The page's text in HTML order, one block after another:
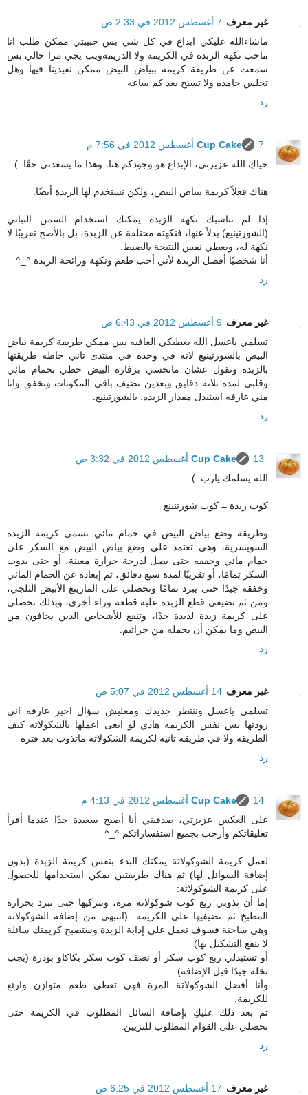
غير معرف 7 أغسطس 2012 في 2:33 ص
ماشاءالله عليكي ابداع في كل شي بس حبيبتي ممكن طلب انا
ماحب نكهة الزبده في الكريمه ولا الدريمةويب يجي مرا حالي بس
سمعت عن طريقة كريمه ببياض البيض ممكن نفيدينا فيها وهل
تجلس جامده ولا تسيح بعد كم ساعه
رد
Cup Cake
7 أغسطس 2012 في 7:56 م
حياكِ الله عزيزتي، الإبداع هو وجودكم هنا، وهذا ما يسعدني حقًا :)
هناك فعلاً كريمة ببياض البيض، ولكن نستخدم لها الزبدة أيضًا.
إذا لم تناسبك نكهة الزبدة يمكنك استخدام السمن النباتي
(الشورتينيغ) بدلاً عنها، فنكهته مختلفة عن الزبدة، بل بالأصح تقريبًا لا
نكهة له، ويعطي نفس النتيجة بالضبط.
أنا شخصيًا أفضل الزبدة لأني أحب طعم ونكهة ورائحة الزبدة ^_^
رد
غير معرف 9 أغسطس 2012 في 6:43 ص
تسلمي ياعسل الله يعطيكي العافيه بس ممكن طريقة كريمة بياض
البيض بالشورتينيغ لانه في وحده في منتدى تاني حاطه طريقتها
بالزبده وتقول عشان ماتحسي بزفارة البيض حطي بحمام مائي
وقلبي لمده تلاتة دقايق وبعدين نضيف باقي المكونات ونخفق وانا
مني عارفه استبدل مقدار الزبده. بالشورتينيغ.
رد
Cup Cake
13 أغسطس 2012 في 3:32 ص
الله يسلمك يارب :)
كوب زبدة = كوب شورتنينغ
وطريقة وضع بياض البيض في حمام مائي تسمى كريمة الزبدة
السويسرية، وهي تعتمد على وضع بياض البيض مع السكر على
حمام مائي وخفقه حتى يصل لدرجة حرارة معينة، أو حتى يذوب
السكر تمامًا، أو تقريبًا لمدة سبع دقائق، ثم إبعاده عن الحمام المائي
وخفقه جيدًا حتى يبرد تمامًا وتحصلي على المارينغ الأبيض الثلجي،
ومن ثم تضيفي قطع الزبدة عليه قطعة وراء أخرى، وبذلك تحصلي
على كريمة زبدة لذيذة جدًا، وتنفع للأشخاص الذين يخافون من
البيض وما يمكن أن يحمله من جراثيم.
رد
غير معرف 14 أغسطس 2012 في 5:07 ص
تسلمي ياعسل وننتظر جديدك ومعليش سؤال اخير عارفه اني
زودتها بس نفس الكريمه هادي لو ابغى اعملها بالشكولاته كيف
الطريقه ولا في طريقه ثانيه لكريمة الشكولاته ماتذوب بعد فتره
رد
Cup Cake
14 أغسطس 2012 في 4:13 م
على العكس عزيزتي، صدقيني أنا أصبح سعيدة جدًا عندما أقرأ
تعليقاتكم وأرحب بجميع استفساراتكم ^_^
لعمل كريمة الشوكولاتة يمكنك البدء بنفس كريمة الزبدة (بدون
إضافة السوائل لها) ثم هناك طريقتين يمكن استخدامها للحصول
على كريمة الشوكولاتة:
إما أن تذوبي ربع كوب شوكولاتة مرة، وتتركيها حتى تبرد بحرارة
المطبخ ثم تضيفيها على الكريمة. (انتبهي من إضافة الشوكولاتة
وهي ساخنة فسوف تعمل على إذابة الزبدة وستصبح كريمتك سائلة
لا ينفع التشكيل بها)
أو تستبدلي ربع كوب سكر أو نصف كوب سكر بكاكاو بودرة (يجب
نخله جيدًا قبل الإضافة).
وأنا أفضل الشوكولاتة المرة فهي تعطي طعم متوازن وارئع
للكريمة.
ثم بعد ذلك عليكِ بإضافة السائل المطلوب في الكريمة حتى
تحصلي على القوام المطلوب للتزيين.
رد
غير معرف 17 أغسطس 2012 في 6:25 ص